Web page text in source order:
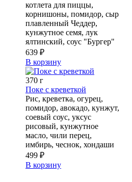
котлета для пиццы,
корнишоны, помидор, сыр
плавленный Чеддер,
кунжутное семя, лук
ялтинский, соус "Бургер"
639 ₽
В корзину
370 г
Поке с креветкой
Рис, креветка, огурец,
помидор, авокадо, кунжут,
соевый соус, уксус
рисовый, кунжутное
масло, чили перец,
имбирь, чеснок, хондаши
499 ₽
В корзину